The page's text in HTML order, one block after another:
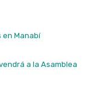
en Manabí
a la Asamblea